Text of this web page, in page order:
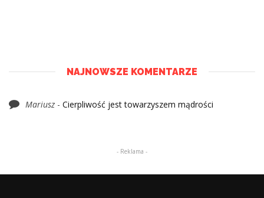
NAJNOWSZE KOMENTARZE
Mariusz - Cierpliwość jest towarzyszem mądrości
- Reklama -